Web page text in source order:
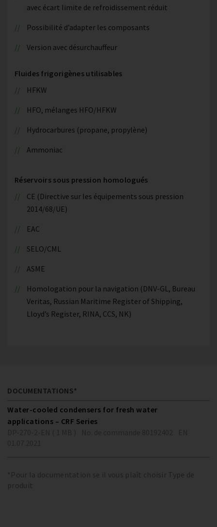
avec écart limite de refroidissement réduit
Possibilité d’adapter les composants
Version avec désurchauffeur
Fluides frigorigènes utilisables
HFKW
HFO, mélanges HFO/HFKW
Hydrocarbures (propane, propylène)
Ammoniac
Réservoirs sous pression homologués
CE (Directive sur les équipements sous pression
2014/68/UE)
EAC
SELO/CML
ASME
Homologation pour la navigation (DNV-GL, Bureau
Veritas, Russian Maritime Register of Shipping,
Lloyd’s Register, RINA, CCS, NK)
DOCUMENTATIONS*
Water-cooled condensers for fresh water
applications – CRF Series
*Pour la documentation se il vous plaît choisir Type de
produit